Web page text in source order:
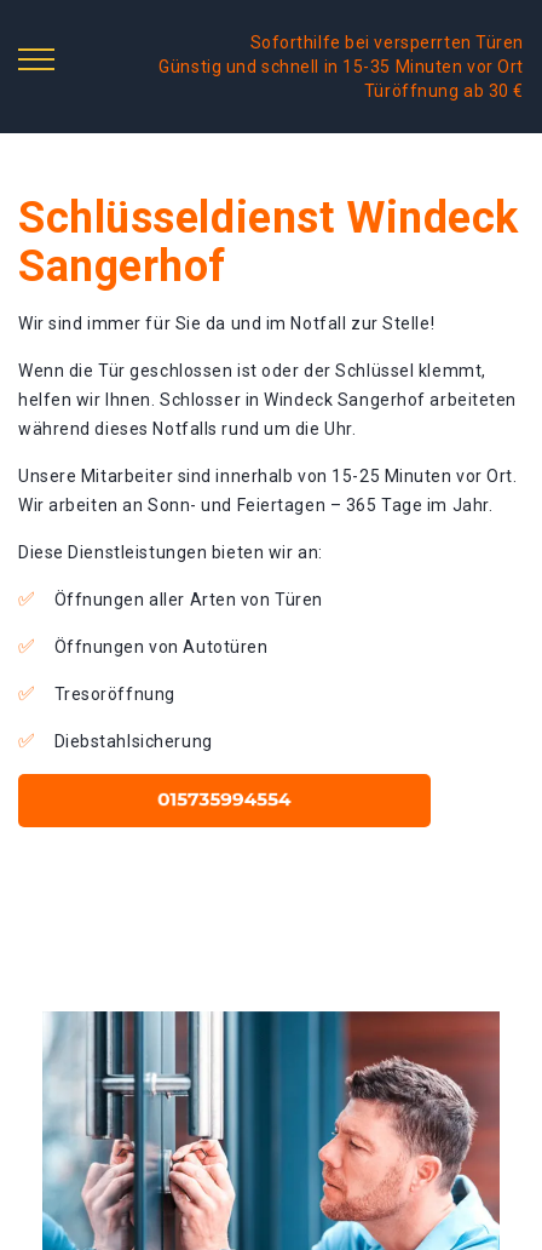
Soforthilfe bei versperrten Türen
Günstig und schnell in 15-35 Minuten vor Ort
Türöffnung ab 30 €
Schlüsseldienst Windeck
Sangerhof
Wir sind immer für Sie da und im Notfall zur Stelle!
Wenn die Tür geschlossen ist oder der Schlüssel klemmt,
helfen wir Ihnen. Schlosser in Windeck Sangerhof arbeiteten
während dieses Notfalls rund um die Uhr.
Unsere Mitarbeiter sind innerhalb von 15-25 Minuten vor Ort.
Wir arbeiten an Sonn- und Feiertagen – 365 Tage im Jahr.
Diese Dienstleistungen bieten wir an:
Öffnungen aller Arten von Türen
Öffnungen von Autotüren
Tresoröffnung
Diebstahlsicherung